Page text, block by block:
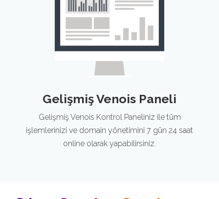
Gelişmiş Venois Paneli
Gelişmiş Venois Kontrol Paneliniz ile tüm
işlemlerinizi ve domain yönetimini 7 gün 24 saat
online olarak yapabilirsiniz.